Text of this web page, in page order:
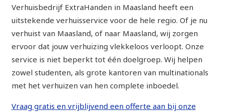
Verhuisbedrijf ExtraHanden in Maasland heeft een
uitstekende verhuisservice voor de hele regio. Of je nu
verhuist van Maasland, of naar Maasland, wij zorgen
ervoor dat jouw verhuizing vlekkeloos verloopt. Onze
service is niet beperkt tot één doelgroep. Wij helpen
zowel studenten, als grote kantoren van multinationals
met het verhuizen van hen complete inboedel.
Vraag gratis en vrijblijvend een offerte aan bij onze